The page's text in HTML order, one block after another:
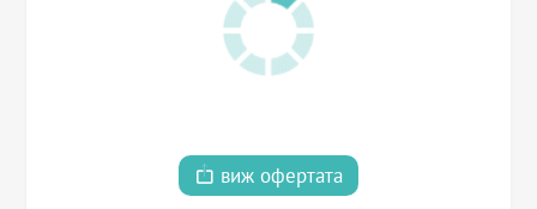
виж офертата